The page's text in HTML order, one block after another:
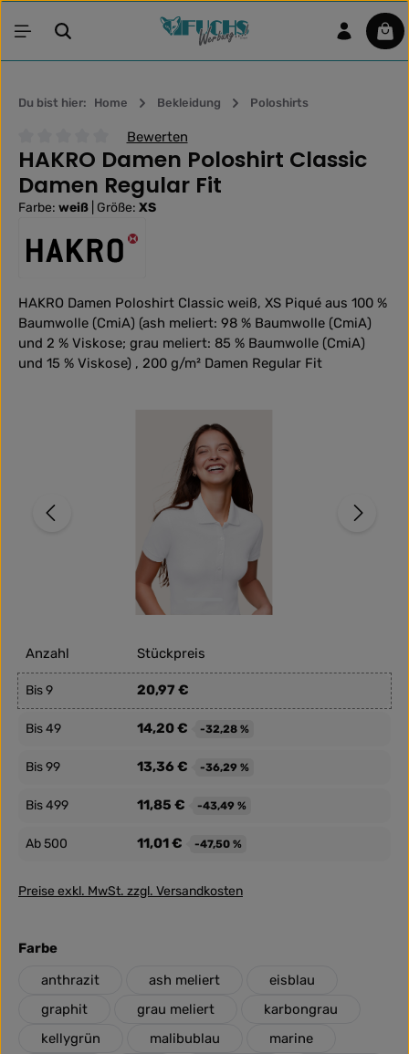
Zum Hauptinhalt springen
Du bist hier: Home Bekleidung Poloshirts
Durchschnittliche Bewertung von 0 von 5 Sternen
Bewerten
HAKRO Damen Poloshirt Classic
Damen Regular Fit
Farbe: weiß Größe: XS
HAKRO Damen Poloshirt Classic weiß, XS Piqué aus 100 %
Baumwolle (CmiA) (ash meliert: 98 % Baumwolle (CmiA)
und 2 % Viskose; grau meliert: 85 % Baumwolle (CmiA)
und 15 % Viskose) , 200 g/m² Damen Regular Fit
Anzahl Stückpreis
Bis9 20,97 €
Bis49 14,20 € -32,28 %
Bis99 13,36 € -36,29 %
Bis499 11,85 € -43,49 %
Ab500 11,01 € -47,50 %
Preise exkl. MwSt. zzgl. Versandkosten
Farbeauswählen
anthrazit
ash meliert
eisblau
graphit
grau meliert
karbongrau
kellygrün
malibublau
marine